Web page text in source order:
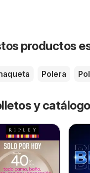
productos
Polera
y